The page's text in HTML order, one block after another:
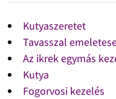
Kutyaszeretet
Tavasszal
Az ikrek egymás
Kutya
Fogorvosi kezelés